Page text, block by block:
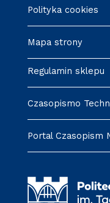
Polityka cookies
Mapa strony
Regulamin sklepu
Czasopismo
Portal Czasopism